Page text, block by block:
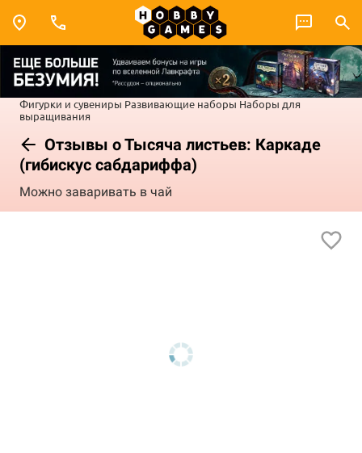
Фигурки и сувениры Развивающие наборы Наборы для
выращивания
Отзывы о Тысяча листьев: Каркаде
(гибискус сабдариффа)
Можно заваривать в чай